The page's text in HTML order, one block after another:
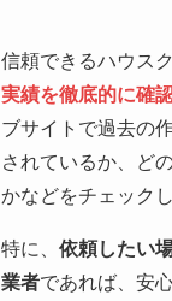
信頼できるハウス
実績を徹底的に確
ブサイトで過去の
されているか、ど
かなどをチェック
特に、 依頼したい
業者であれば、安